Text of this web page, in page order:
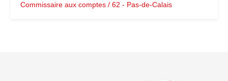
Commissaire aux comptes / 62 - Pas-de-Calais